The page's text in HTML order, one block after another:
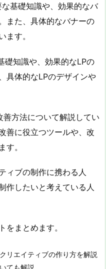
基礎知識や、効果的なバ
また、具体的なバナーの
ます。
礎知識や、効果的なLPの
具体的なLPのデザインや
方法について解説してい
善に役立つツールや、改
す。
ィブの制作に携わる人
作したいと考えている人
をまとめます。
リエイティブの作り方を解説
ても解説